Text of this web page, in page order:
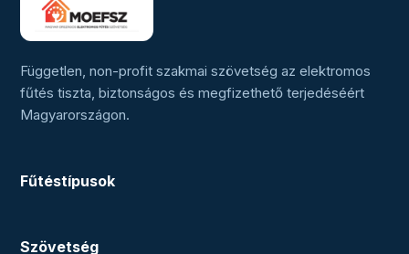
Független, non-profit szakmai szövetség az elektromos
fűtés tiszta, biztonságos és megfizethető terjedéséért
Magyarországon.
Fűtéstípusok
Szövetség